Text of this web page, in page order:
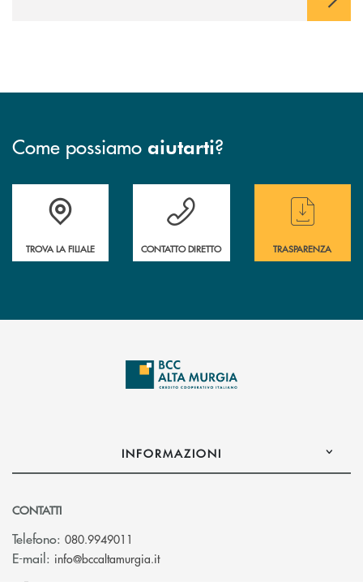
Come possiamo aiutarti?
Accedi all' elenco completo delle filiali
TROVA LA FILIALE
Hai bisogno di assistenza immediata ?
CONTATTO DIRETTO
Hai bisogno di
TRASPARENZA
INFORMAZIONI
CONTATTI
Telefono: 080.9949011
E-mail: info@bccaltamurgia.it(si apre l’app di posta elettronica)